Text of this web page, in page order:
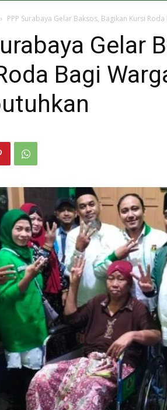
PPP Surabaya Gelar Baksos, Bagikan Kursi
Gelar
Bagi